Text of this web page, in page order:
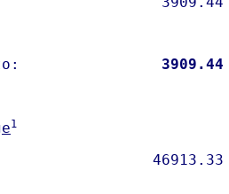
Brutto: 3909.44
1